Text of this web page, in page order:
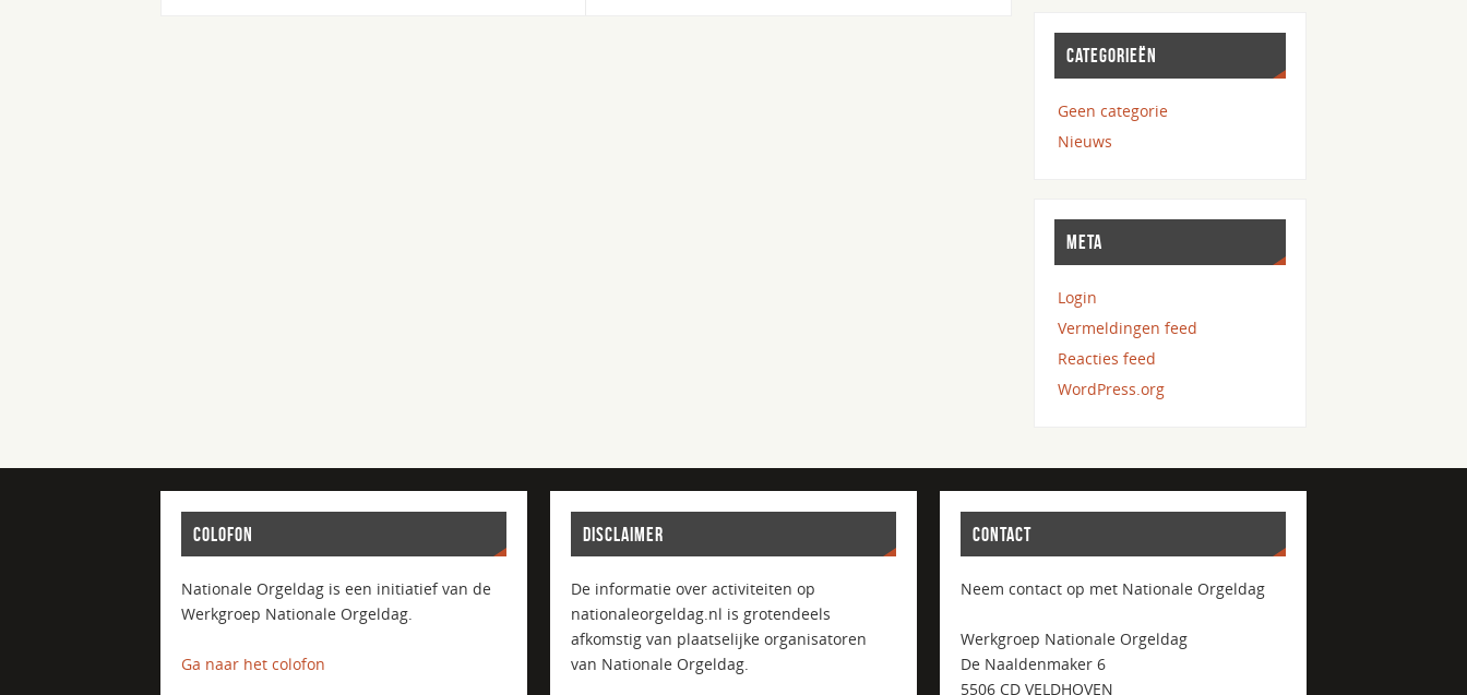
CATEGORIEËN
Geen categorie
Nieuws
META
Login
Vermeldingen feed
Reacties feed
WordPress.org
COLOFON
Nationale Orgeldag is een initiatief van de
Werkgroep Nationale Orgeldag.
Ga naar het colofon
DISCLAIMER
De informatie over activiteiten op
nationaleorgeldag.nl is grotendeels
afkomstig van plaatselijke organisatoren
van Nationale Orgeldag.
CONTACT
Neem contact op met Nationale Orgeldag
Werkgroep Nationale Orgeldag
De Naaldenmaker 6
5506 CD VELDHOVEN